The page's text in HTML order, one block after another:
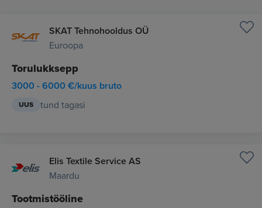
SKAT Tehnohooldus OÜ
Euroopa
Torulukksepp
3000 - 6000 €/kuus bruto
UUS tund tagasi
Elis Textile Service AS
Maardu
Tootmistööline